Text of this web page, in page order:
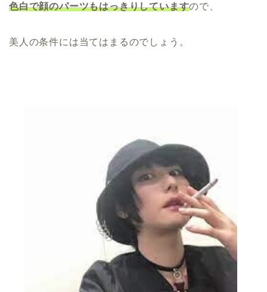
色白で顔のパーツもはっきりしていますので、
美人の条件には当てはまるのでしょう。